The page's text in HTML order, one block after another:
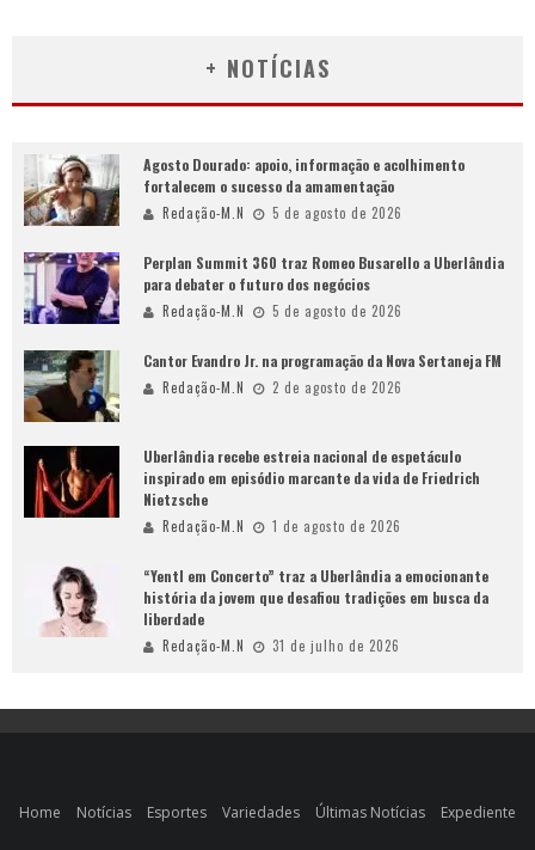
+ NOTÍCIAS
Agosto Dourado: apoio, informação e acolhimento
fortalecem o sucesso da amamentação
Redação-M.N 5 de agosto de 2026
Perplan Summit 360 traz Romeo Busarello a Uberlândia
para debater o futuro dos negócios
Redação-M.N 5 de agosto de 2026
Cantor Evandro Jr. na programação da Nova Sertaneja FM
Redação-M.N 2 de agosto de 2026
Uberlândia recebe estreia nacional de espetáculo
inspirado em episódio marcante da vida de Friedrich
Nietzsche
Redação-M.N 1 de agosto de 2026
“Yentl em Concerto” traz a Uberlândia a emocionante
história da jovem que desafiou tradições em busca da
liberdade
Redação-M.N 31 de julho de 2026
Home Notícias Esportes Variedades Últimas Notícias Expediente